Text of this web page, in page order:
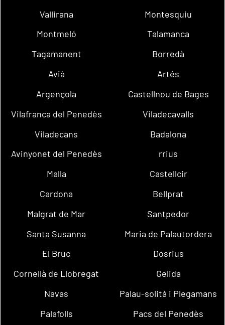
Vallirana
Montesquiu
Montmeló
Talamanca
Tagamanent
Borredà
Avià
Artés
Argençola
Castellnou de Bages
Vilafranca del Penedès
Viladecavalls
Viladecans
Badalona
Avinyonet del Penedès
rrius
Malla
Castellcir
Cardona
Bellprat
Malgrat de Mar
Santpedor
Santa Susanna
Maria de Palautordera
El Bruc
Dosrius
Cornellà de Llobregat
Gelida
Navas
Palau-solità i Plegamans
Palafolls
Pacs del Penedès